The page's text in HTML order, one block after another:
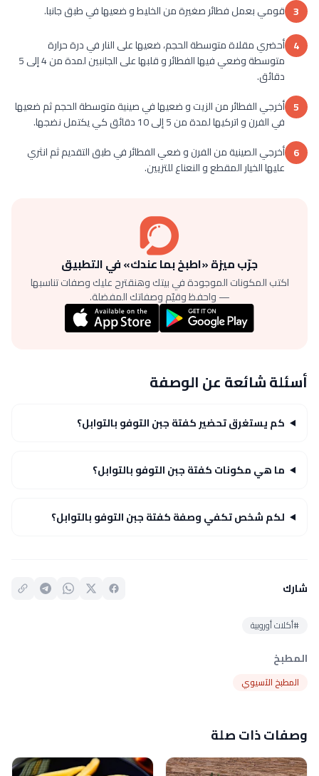
3 قومي بعمل فطائر صغيرة من الخليط و ضعيها في طبق جانبا.
4 أحضري مقلاة متوسطة الحجم، ضعيها على النار في درة حرارة
متوسطة وضعي فيها الفطائر و قلبها على الجانبين لمدة من 4 إلى 5
دقائق.
5 أخرجي الفطائر من الزيت و ضعيها في صينية متوسطة الحجم ثم ضعيها
في الفرن و اتركيها لمدة من 5 إلى 10 دقائق كي يكتمل نضجها.
6 أخرجي الصينية من الفرن و ضعي الفطائر في طبق التقديم ثم انثري
عليها الخيار المقطع و النعناع للتزيين.
جرّب ميزة «اطبخ بما عندك» في التطبيق
اكتب المكونات الموجودة في بيتك وهنقترح عليك وصفات تناسبها
— واحفظ وقيّم وصفاتك المفضلة.
أسئلة شائعة عن الوصفة
كم يستغرق تحضير كفتة جبن التوفو بالتوابل؟
ما هي مكونات كفتة جبن التوفو بالتوابل؟
لكم شخص تكفي وصفة كفتة جبن التوفو بالتوابل؟
شارك
#أكلات أوروبية
المطبخ
المطبخ الآسيوي
وصفات ذات صلة